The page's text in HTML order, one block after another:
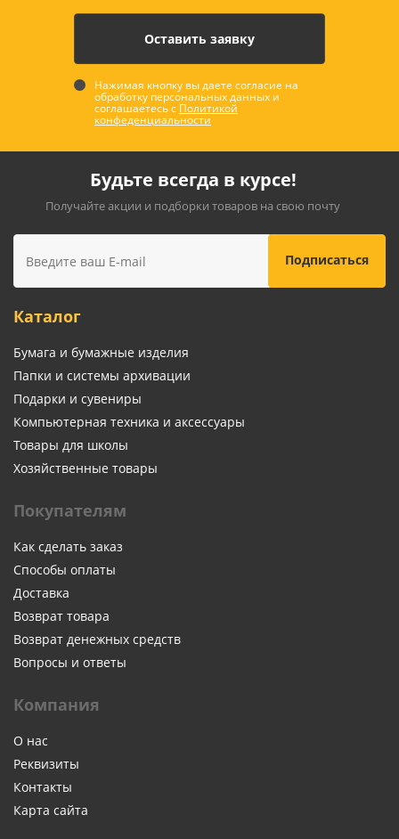
Нажимая кнопку вы даете согласие на
обработку персональных данных и
соглашаетесь с Политикой
конфеденциальности
Будьте всегда в курсе!
Получайте акции и подборки товаров на свою почту
Каталог
Бумага и бумажные изделия
Папки и системы архивации
Подарки и сувениры
Компьютерная техника и аксессуары
Товары для школы
Хозяйственные товары
Покупателям
Как сделать заказ
Способы оплаты
Доставка
Возврат товара
Возврат денежных средств
Вопросы и ответы
Компания
О нас
Реквизиты
Контакты
Карта сайта